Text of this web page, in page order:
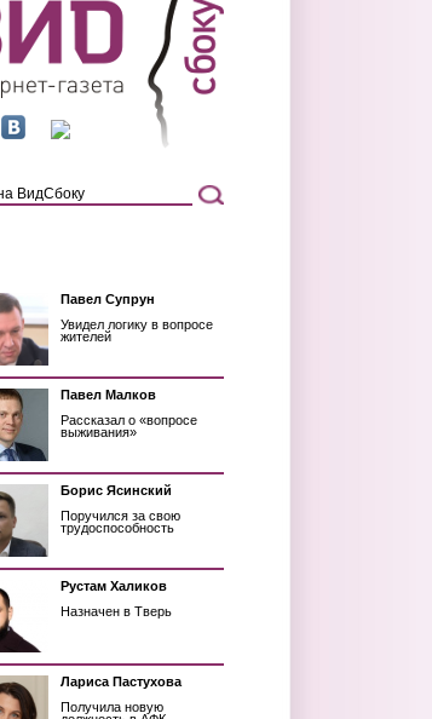
Павел Супрун
Увидел логику в вопросе
жителей
Павел Малков
Рассказал о «вопросе
выживания»
Борис Ясинский
Поручился за свою
трудоспособность
Рустам Халиков
Назначен в Тверь
Лариса Пастухова
Получила новую